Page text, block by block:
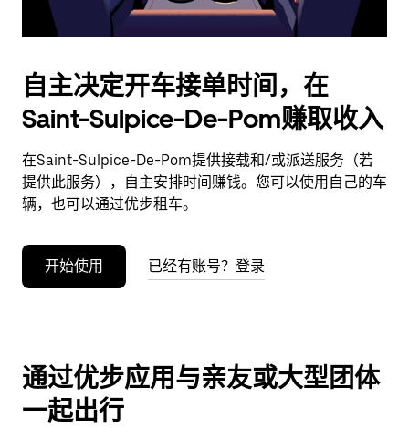
闭
日
历。
自主决定开车接单时间，在
Saint-Sulpice-De-Pom赚取收入
在Saint-Sulpice-De-Pom提供接载和/或派送服务（若
提供此服务），自主安排时间赚钱。您可以使用自己的车
辆，也可以通过优步租车。
开始使用 已经有账号？登录
通过优步应用与亲友或大型团体
一起出行